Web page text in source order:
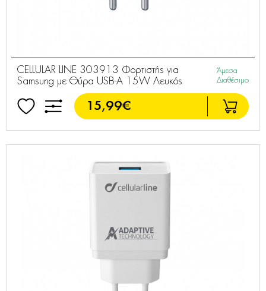
CELLULAR LINE 303913 Φορτιστής για
Samsung με Θύρα USB-A 15W Λευκός
Άμεσα
Διαθέσιμο
15,99€